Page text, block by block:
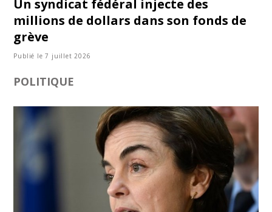
Un syndicat fédéral injecte des
millions de dollars dans son fonds de
grève
Publié le 7 juillet 2026
POLITIQUE